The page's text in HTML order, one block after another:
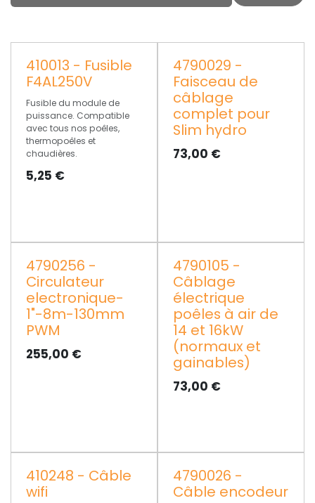
410013 - Fusible
F4AL250V
Fusible du module de
puissance. Compatible
avec tous nos poêles,
thermopoêles et
chaudières.
5,25 €
4790029 -
Faisceau de
câblage
complet pour
Slim hydro
73,00 €
4790256 -
Circulateur
electronique-
1"-8m-130mm
PWM
255,00 €
4790105 -
Câblage
électrique
poêles à air de
14 et 16kW
(normaux et
gainables)
73,00 €
410248 - Câble
wifi
4790026 -
Câble encodeur